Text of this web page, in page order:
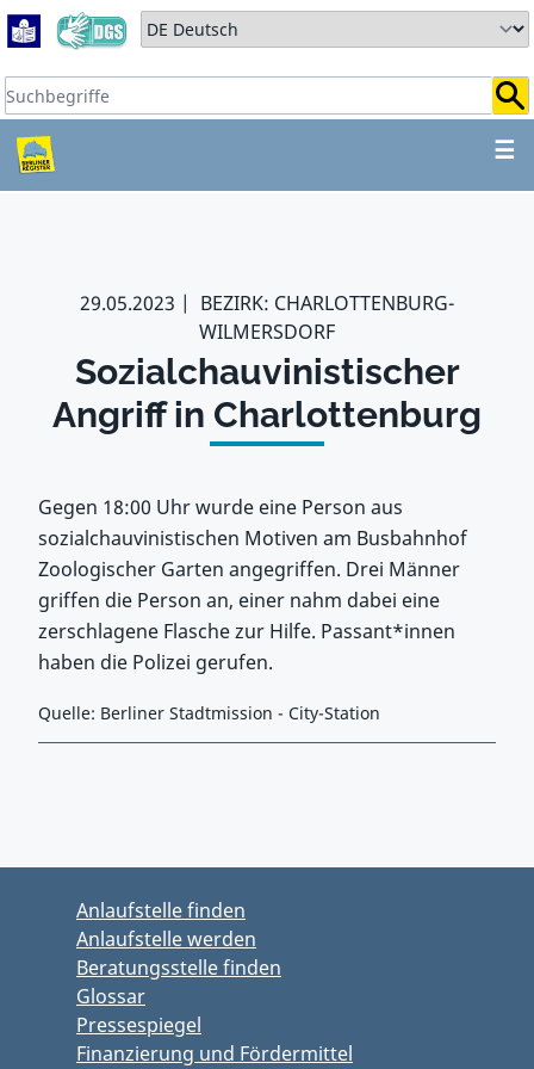
Zum Hauptbereich springen
Zum Hauptmenü springen
Sprache auswählen:
Suchbegriffe:
☰
ZUM HAUPTBEREICH
29.05.2023
BEZIRK: CHARLOTTENBURG-
WILMERSDORF
Sozialchauvinistischer
Angriff in Charlottenburg
Gegen 18:00 Uhr wurde eine Person aus
sozialchauvinistischen Motiven am Busbahnhof
Zoologischer Garten angegriffen. Drei Männer
griffen die Person an, einer nahm dabei eine
zerschlagene Flasche zur Hilfe. Passant*innen
haben die Polizei gerufen.
Quelle: Berliner Stadtmission - City-Station
Anlaufstelle finden
Anlaufstelle werden
Beratungsstelle finden
Glossar
Pressespiegel
Finanzierung und Fördermittel